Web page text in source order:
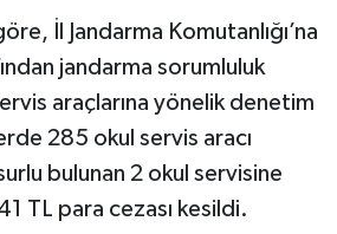
İl Jandarma Komutanlığı’na
jandarma sorumluluk
araçlarına yönelik denetim
285 okul servis aracı
bulunan 2 okul servisine
TL para cezası kesildi.